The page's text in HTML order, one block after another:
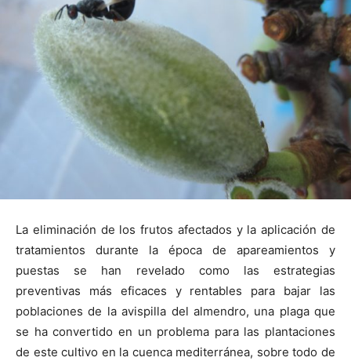
La eliminación de los frutos afectados y la aplicación de
tratamientos durante la época de apareamientos y
puestas se han revelado como las estrategias
preventivas más eficaces y rentables para bajar las
poblaciones de la avispilla del almendro, una plaga que
se ha convertido en un problema para las plantaciones
de este cultivo en la cuenca mediterránea, sobre todo de